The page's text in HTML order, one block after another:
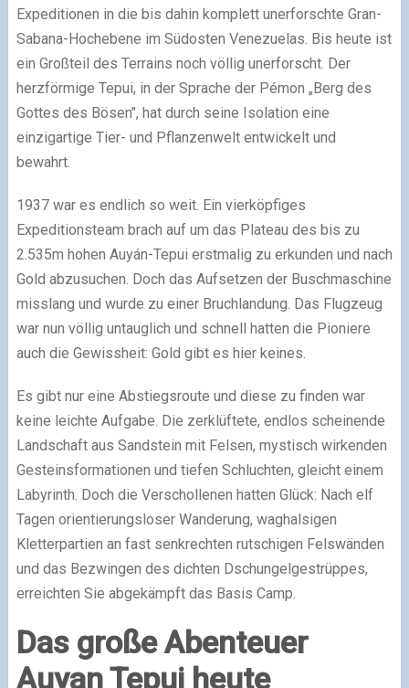
Expeditionen in die bis dahin komplett unerforschte Gran-
Sabana-Hochebene im Südosten Venezuelas. Bis heute ist
ein Großteil des Terrains noch völlig unerforscht. Der
herzförmige Tepui, in der Sprache der Pémon „Berg des
Gottes des Bösen", hat durch seine Isolation eine
einzigartige Tier- und Pflanzenwelt entwickelt und
bewahrt.
1937 war es endlich so weit. Ein vierköpfiges
Expeditionsteam brach auf um das Plateau des bis zu
2.535m hohen Auyán-Tepui erstmalig zu erkunden und nach
Gold abzusuchen. Doch das Aufsetzen der Buschmaschine
misslang und wurde zu einer Bruchlandung. Das Flugzeug
war nun völlig untauglich und schnell hatten die Pioniere
auch die Gewissheit: Gold gibt es hier keines.
Es gibt nur eine Abstiegsroute und diese zu finden war
keine leichte Aufgabe. Die zerklüftete, endlos scheinende
Landschaft aus Sandstein mit Felsen, mystisch wirkenden
Gesteinsformationen und tiefen Schluchten, gleicht einem
Labyrinth. Doch die Verschollenen hatten Glück: Nach elf
Tagen orientierungsloser Wanderung, waghalsigen
Kletterpartien an fast senkrechten rutschigen Felswänden
und das Bezwingen des dichten Dschungelgestrüppes,
erreichten Sie abgekämpft das Basis Camp.
Das große Abenteuer
Auyan Tepui heute